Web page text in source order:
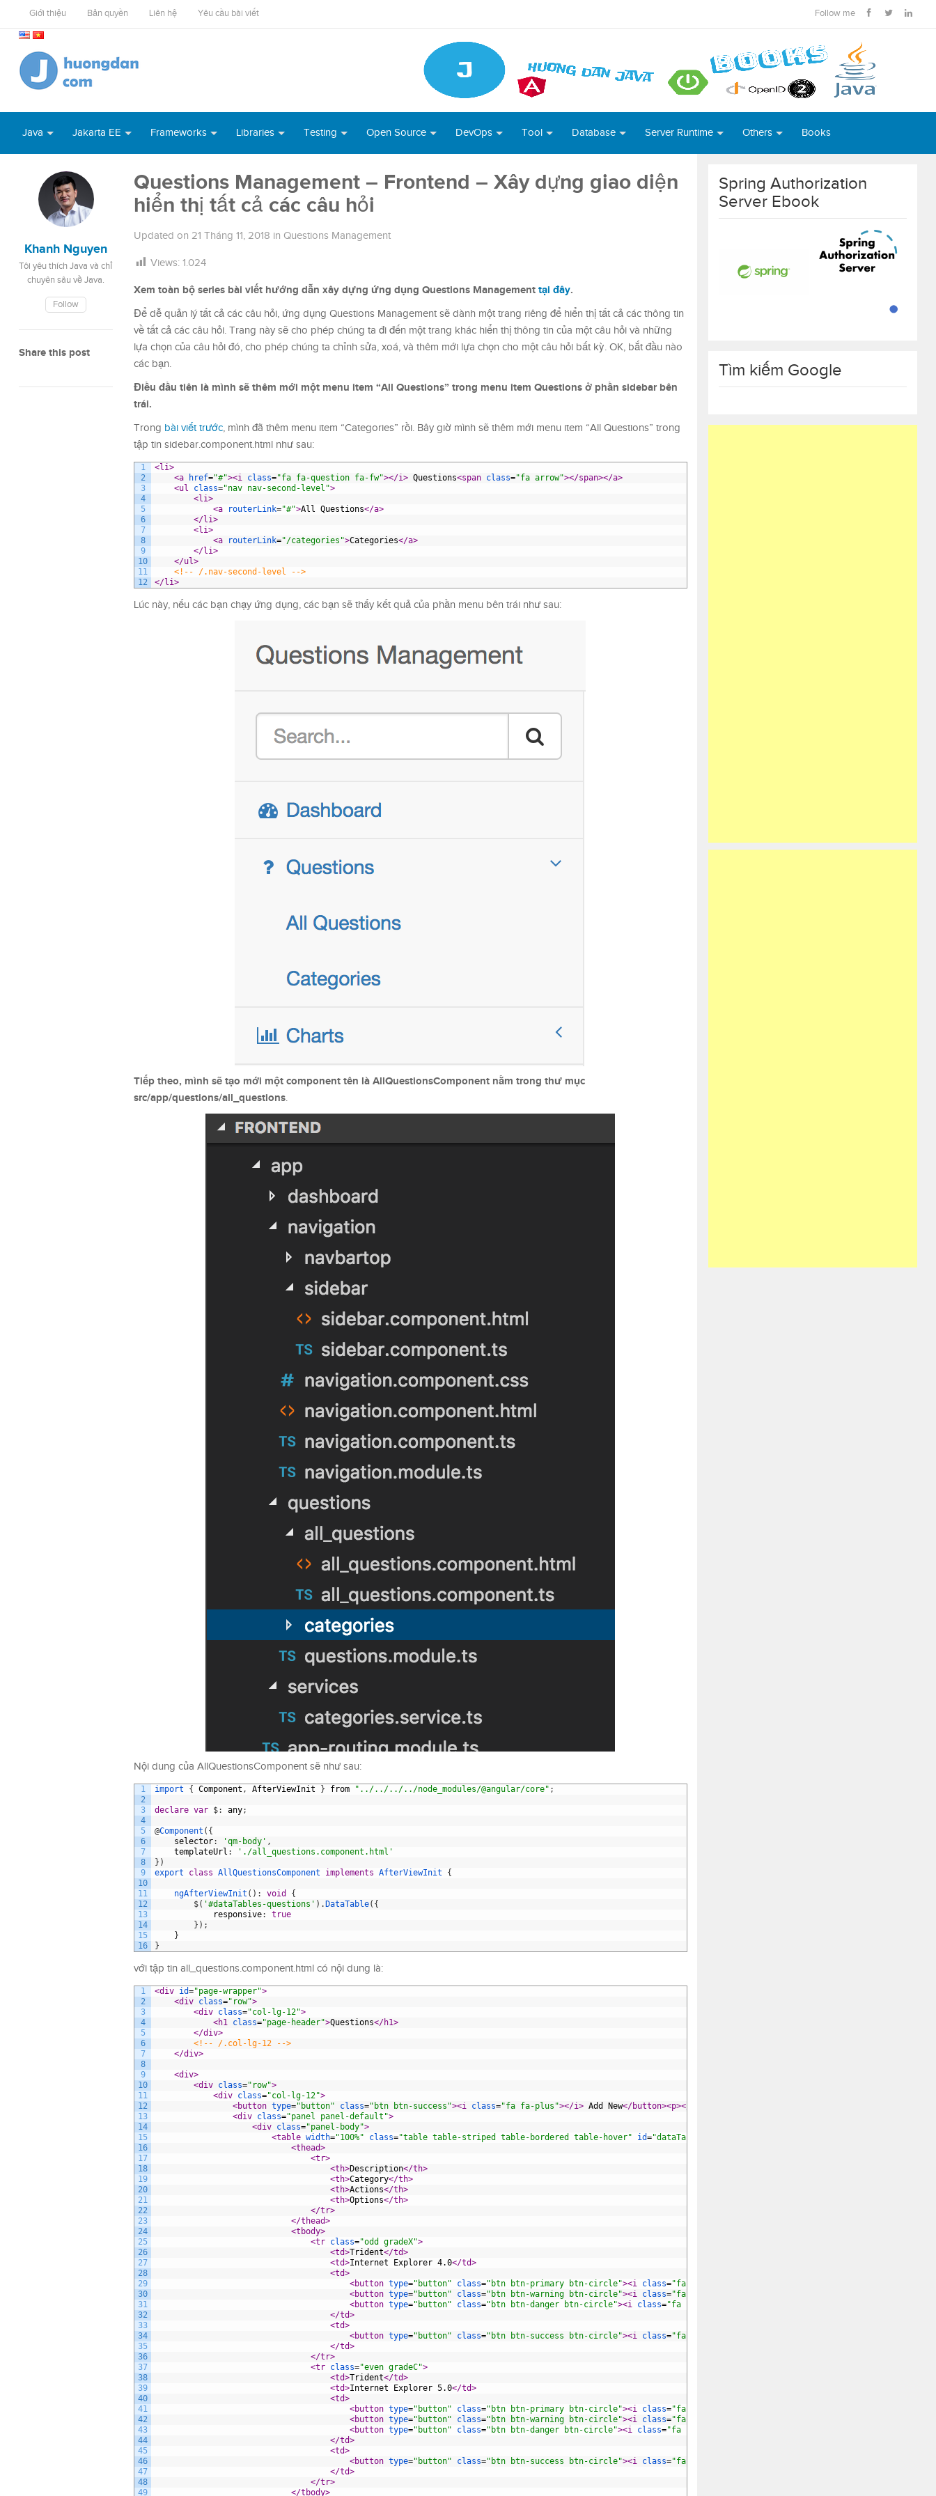
Giới thiệu Bản quyền Liên hệ Yêu cầu bài viết Follow me
Java Jakarta EE Frameworks Libraries Testing Open Source DevOps Tool Database Server Runtime Others Books
Khanh Nguyen
Tôi yêu thích Java và chỉ
chuyên sâu về Java.
Follow
Share this post
Questions Management – Frontend – Xây dựng giao diện
hiển thị tất cả các câu hỏi
Updated on 21 Tháng 11, 2018 in Questions Management
Views: 1.024
Xem toàn bộ series bài viết hướng dẫn xây dựng ứng dụng Questions Management tại đây.
Để dễ quản lý tất cả các câu hỏi, ứng dụng Questions Management sẽ dành một trang riêng để hiển thị tất cả các thông tin
về tất cả các câu hỏi. Trang này sẽ cho phép chúng ta đi đến một trang khác hiển thị thông tin của một câu hỏi và những
lựa chọn của câu hỏi đó, cho phép chúng ta chỉnh sửa, xoá, và thêm mới lựa chọn cho một câu hỏi bất kỳ. OK, bắt đầu nào
các bạn.
Điều đầu tiên là mình sẽ thêm mới một menu item “All Questions” trong menu item Questions ở phần sidebar bên
trái.
Trong bài viết trước, mình đã thêm menu item “Categories” rồi. Bây giờ mình sẽ thêm mới menu item “All Questions” trong
tập tin sidebar.component.html như sau:
1
2
3
4
5
6
7
8
9
10
11
12
<li>
<a
href="#"><i class="fa fa-question fa-fw"></i> Questions<span class="fa arrow"></span></a>
<ul class="nav nav-second-level">
<li>
<a
routerLink="#">All Questions</a>
</li>
<li>
<a
routerLink="/categories">Categories</a>
</li>
</ul>
<!-- /.nav-second-level -->
</li>
Lúc này, nếu các bạn chạy ứng dụng, các bạn sẽ thấy kết quả của phần menu bên trái như sau:
Tiếp theo, mình sẽ tạo mới một component tên là AllQuestionsComponent nằm trong thư mục
src/app/questions/all_questions.
Nội dung của AllQuestionsComponent sẽ như sau:
1
2
3
4
5
6
7
8
9
10
11
12
13
14
15
16
import { Component , AfterViewInit } from "../../../../node_modules/@angular/core" ;
declare var $: any;
@Component ( {
selector: 'qm-body' ,
templateUrl :
'./all_questions.component.html'
} )
export
class AllQuestionsComponent implements AfterViewInit {
ngAfterViewInit ( ) : void
{
$( '#dataTables-questions' ) . DataTable( {
responsive:
true
} ) ;
}
}
với tập tin all_questions.component.html có nội dung là:
1
2
3
4
5
6
7
8
9
10
11
12
13
14
15
16
17
18
19
20
21
22
23
24
25
26
27
28
29
30
31
32
33
34
35
36
37
38
39
40
41
42
43
44
45
46
47
48
49
<div id="page-wrapper">
<div class="row">
<div class="col-lg-12">
<h1 class="page-header">Questions</h1>
</div>
<!-- /.col-lg-12 -->
</div>
<div>
<div class="row">
<div class="col-lg-12">
<button type="button" class="btn btn-success"><i class="fa fa-plus"></i> Add New</button><p></p>
<div class="panel panel-default">
<div class="panel-body">
<table width="100%" class="table table-striped table-bordered table-hover" id="dataTables-questions"
<thead>
<tr>
<th>Description</th>
<th>Category</th>
<th>Actions</th>
<th>Options</th>
</tr>
</thead>
<tbody>
<tr class="odd gradeX">
<td>Trident</td>
<td>Internet Explorer 4.0</td>
<td>
<button type="button" class="btn btn-primary btn-circle"><i class="fa fa-eye"
<button type="button" class="btn btn-warning btn-circle"><i class="fa fa-edit"
<button type="button" class="btn btn-danger btn-circle"><i class="fa fa-trash"
</td>
<td>
<button type="button" class="btn btn-success btn-circle"><i class="fa fa-plus"
</td>
</tr>
<tr class="even gradeC">
<td>Trident</td>
<td>Internet Explorer 5.0</td>
<td>
<button type="button" class="btn btn-primary btn-circle"><i class="fa fa-eye"
<button type="button" class="btn btn-warning btn-circle"><i class="fa fa-edit"
<button type="button" class="btn btn-danger btn-circle"><i class="fa fa-trash"
</td>
<td>
<button type="button" class="btn btn-success btn-circle"><i class="fa fa-plus"
</td>
</tr>
</tbody>
Spring Authorization
Server Ebook
Tìm kiếm Google